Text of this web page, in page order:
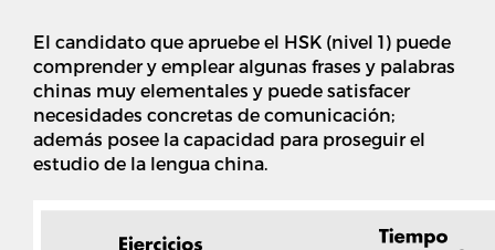
El candidato que apruebe el HSK (nivel 1) puede
comprender y emplear algunas frases y palabras
chinas muy elementales y puede satisfacer
necesidades concretas de comunicación;
además posee la capacidad para proseguir el
estudio de la lengua china.